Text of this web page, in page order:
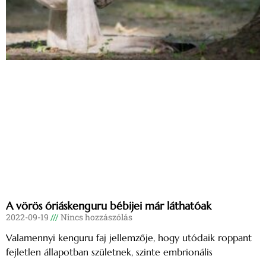
A vörös óriáskenguru bébijei már láthatóak
2022-09-19 Nincs hozzászólás
Valamennyi kenguru faj jellemzője, hogy utódaik roppant
fejletlen állapotban születnek, szinte embrionális